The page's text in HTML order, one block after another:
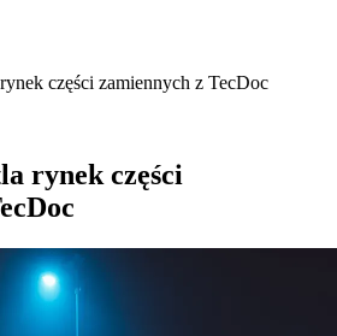
części zamiennych z TecDoc
rynek części